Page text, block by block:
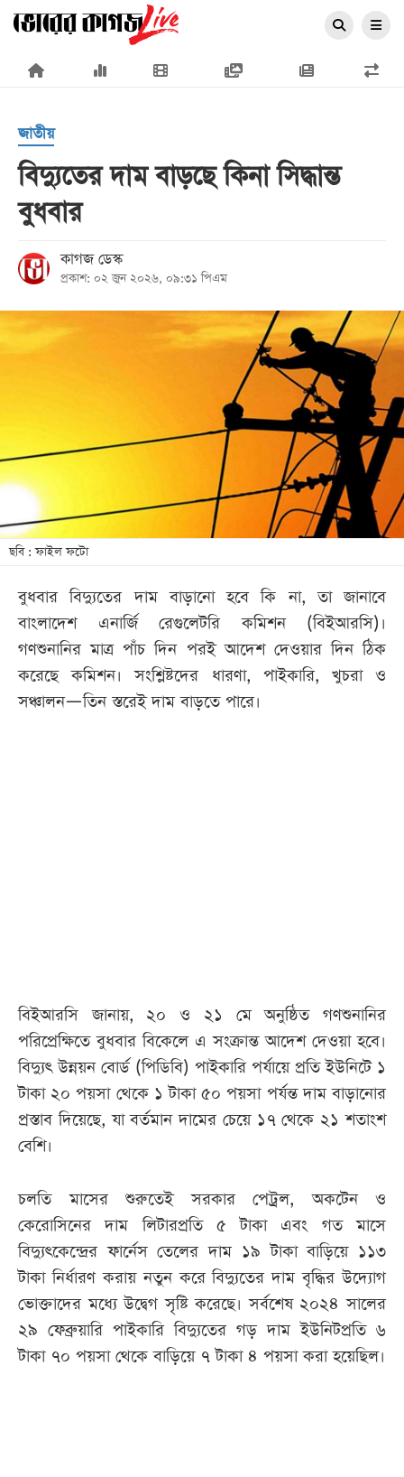
×
প্রচ্ছদ
জাতীয়
রাজনীতি
অর্থনীতি
বিনোদন
লাইফ
স্টাইল
শিক্ষা
সব
বিভাগ
জাতীয়
বিদ্যুতের দাম বাড়ছে কিনা সিদ্ধান্ত
বুধবার
কাগজ ডেস্ক
প্রকাশ: ০২ জুন ২০২৬, ০৯:৩১ পিএম
ছবি : ফাইল ফটো
বুধবার বিদ্যুতের দাম বাড়ানো হবে কি না, তা জানাবে
বাংলাদেশ এনার্জি রেগুলেটরি কমিশন (বিইআরসি)।
গণশুনানির মাত্র পাঁচ দিন পরই আদেশ দেওয়ার দিন ঠিক
করেছে কমিশন। সংশ্লিষ্টদের ধারণা, পাইকারি, খুচরা ও
সঞ্চালন—তিন স্তরেই দাম বাড়তে পারে।
বিইআরসি জানায়, ২০ ও ২১ মে অনুষ্ঠিত গণশুনানির
পরিপ্রেক্ষিতে বুধবার বিকেলে এ সংক্রান্ত আদেশ দেওয়া হবে।
বিদ্যুৎ উন্নয়ন বোর্ড (পিডিবি) পাইকারি পর্যায়ে প্রতি ইউনিটে ১
টাকা ২০ পয়সা থেকে ১ টাকা ৫০ পয়সা পর্যন্ত দাম বাড়ানোর
প্রস্তাব দিয়েছে, যা বর্তমান দামের চেয়ে ১৭ থেকে ২১ শতাংশ
বেশি।
চলতি মাসের শুরুতেই সরকার পেট্রল, অকটেন ও
কেরোসিনের দাম লিটারপ্রতি ৫ টাকা এবং গত মাসে
বিদ্যুৎকেন্দ্রের ফার্নেস তেলের দাম ১৯ টাকা বাড়িয়ে ১১৩
টাকা নির্ধারণ করায় নতুন করে বিদ্যুতের দাম বৃদ্ধির উদ্যোগ
ভোক্তাদের মধ্যে উদ্বেগ সৃষ্টি করেছে। সর্বশেষ ২০২৪ সালের
২৯ ফেব্রুয়ারি পাইকারি বিদ্যুতের গড় দাম ইউনিটপ্রতি ৬
টাকা ৭০ পয়সা থেকে বাড়িয়ে ৭ টাকা ৪ পয়সা করা হয়েছিল।